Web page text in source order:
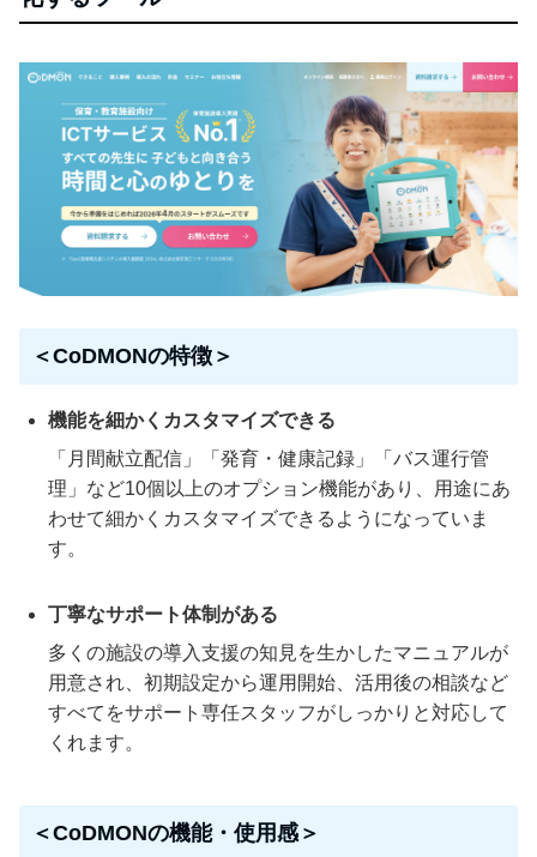
＜CoDMONの特徴＞
機能を細かくカスタマイズできる
「月間献立配信」「発育・健康記録」「バス運行管
理」など10個以上のオプション機能があり、用途にあ
わせて細かくカスタマイズできるようになっていま
す。
丁寧なサポート体制がある
多くの施設の導入支援の知見を生かしたマニュアルが
用意され、初期設定から運用開始、活用後の相談など
すべてをサポート専任スタッフがしっかりと対応して
くれます。
＜CoDMONの機能・使用感＞